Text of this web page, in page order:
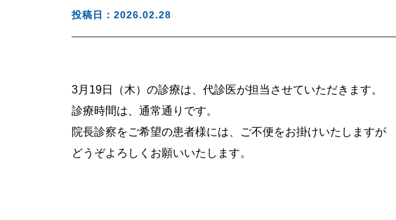
投稿日：2026.02.28
3月19日（木）の診療は、代診医が担当させていただきます。
診療時間は、通常通りです。
院長診察をご希望の患者様には、ご不便をお掛けいたしますが
どうぞよろしくお願いいたします。